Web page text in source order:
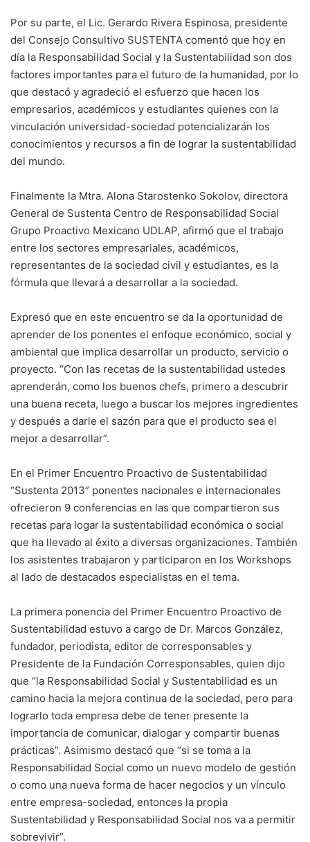
Por su parte, el Lic. Gerardo Rivera Espinosa, presidente
del Consejo Consultivo SUSTENTA comentó que hoy en
día la Responsabilidad Social y la Sustentabilidad son dos
factores importantes para el futuro de la humanidad, por lo
que destacó y agradeció el esfuerzo que hacen los
empresarios, académicos y estudiantes quienes con la
vinculación universidad-sociedad potencializarán los
conocimientos y recursos a fin de lograr la sustentabilidad
del mundo.
Finalmente la Mtra. Alona Starostenko Sokolov, directora
General de Sustenta Centro de Responsabilidad Social
Grupo Proactivo Mexicano UDLAP, afirmó que el trabajo
entre los sectores empresariales, académicos,
representantes de la sociedad civil y estudiantes, es la
fórmula que llevará a desarrollar a la sociedad.
Expresó que en este encuentro se da la oportunidad de
aprender de los ponentes el enfoque económico, social y
ambiental que implica desarrollar un producto, servicio o
proyecto. “Con las recetas de la sustentabilidad ustedes
aprenderán, como los buenos chefs, primero a descubrir
una buena receta, luego a buscar los mejores ingredientes
y después a darle el sazón para que el producto sea el
mejor a desarrollar”.
En el Primer Encuentro Proactivo de Sustentabilidad
“Sustenta 2013” ponentes nacionales e internacionales
ofrecieron 9 conferencias en las que compartieron sus
recetas para logar la sustentabilidad económica o social
que ha llevado al éxito a diversas organizaciones. También
los asistentes trabajaron y participaron en los Workshops
al lado de destacados especialistas en el tema.
La primera ponencia del Primer Encuentro Proactivo de
Sustentabilidad estuvo a cargo de Dr. Marcos González,
fundador, periodista, editor de corresponsables y
Presidente de la Fundación Corresponsables, quien dijo
que “la Responsabilidad Social y Sustentabilidad es un
camino hacia la mejora continua de la sociedad, pero para
lograrlo toda empresa debe de tener presente la
importancia de comunicar, dialogar y compartir buenas
prácticas”. Asimismo destacó que “si se toma a la
Responsabilidad Social como un nuevo modelo de gestión
o como una nueva forma de hacer negocios y un vínculo
entre empresa-sociedad, entonces la propia
Sustentabilidad y Responsabilidad Social nos va a permitir
sobrevivir”.